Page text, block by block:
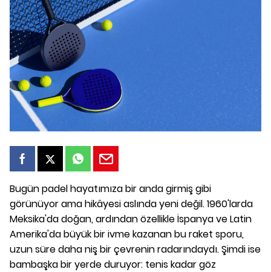
Bugün padel hayatımıza bir anda girmiş gibi
görünüyor ama hikâyesi aslında yeni değil. 1960'larda
Meksika'da doğan, ardından özellikle İspanya ve Latin
Amerika'da büyük bir ivme kazanan bu raket sporu,
uzun süre daha niş bir çevrenin radarındaydı. Şimdi ise
bambaşka bir yerde duruyor: tenis kadar göz